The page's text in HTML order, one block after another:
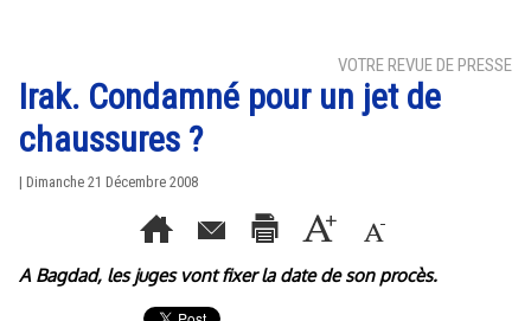
VOTRE REVUE DE PRESSE
Irak. Condamné pour un jet de
chaussures ?
| Dimanche 21 Décembre 2008
A Bagdad, les juges vont fixer la date de son procès.